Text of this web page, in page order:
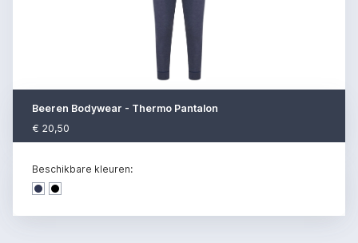
Beeren Bodywear - Thermo Pantalon
€ 20,50
Beschikbare kleuren:
Dark denim
Dark denim